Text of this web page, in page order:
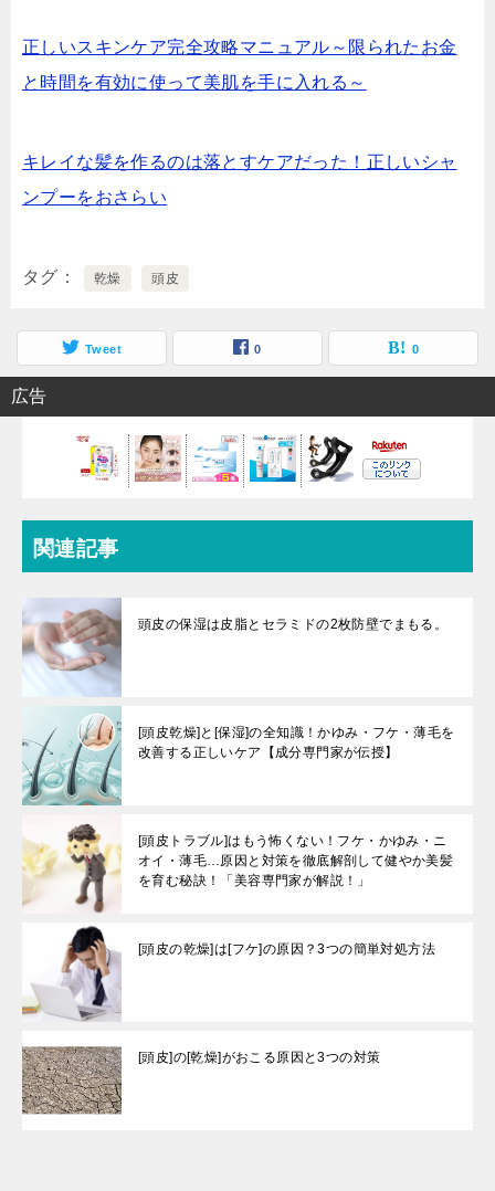
正しいスキンケア完全攻略マニュアル～限られたお金
と時間を有効に使って美肌を手に入れる～
キレイな髪を作るのは落とすケアだった！正しいシャ
ンプーをおさらい
タグ 乾燥 頭皮
Tweet 0 0
広告
関連記事
頭皮の保湿は皮脂とセラミドの2枚防壁でまもる。
[頭皮乾燥]と[保湿]の全知識！かゆみ・フケ・薄毛を
改善する正しいケア【成分専門家が伝授】
[頭皮トラブル]はもう怖くない！フケ・かゆみ・ニ
オイ・薄毛…原因と対策を徹底解剖して健やか美髪
を育む秘訣！「美容専門家が解説！」
[頭皮の乾燥]は[フケ]の原因？3つの簡単対処方法
[頭皮]の[乾燥]がおこる原因と3つの対策